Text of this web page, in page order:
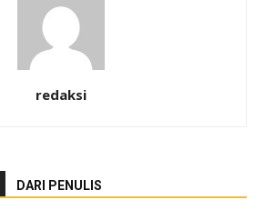
redaksi
DARI PENULIS